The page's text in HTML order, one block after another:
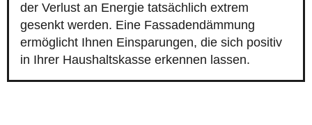
der Verlust an Energie tatsächlich extrem
gesenkt werden. Eine Fassadendämmung
ermöglicht Ihnen Einsparungen, die sich positiv
in Ihrer Haushaltskasse erkennen lassen.